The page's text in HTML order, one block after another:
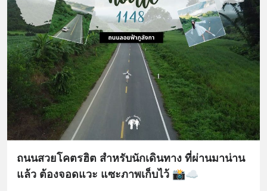
ถนนสวยโคตรฮิต สำหรับนักเดินทาง ที่ผ่านมาน่าน
แล้ว ต้องจอดแวะ แซะภาพเก็บไว้ 📸☁️